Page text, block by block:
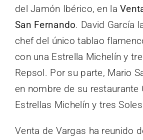
del Jamón Ibérico, en la
San Fernando. David García
chef del único tablao
con una Estrella Michelín y
Repsol. Por su parte, Mario
en nombre de su restaurante
Estrellas Michelín y tres
Venta de Vargas ha reunido